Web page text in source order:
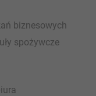
biznesowych
spożywcze